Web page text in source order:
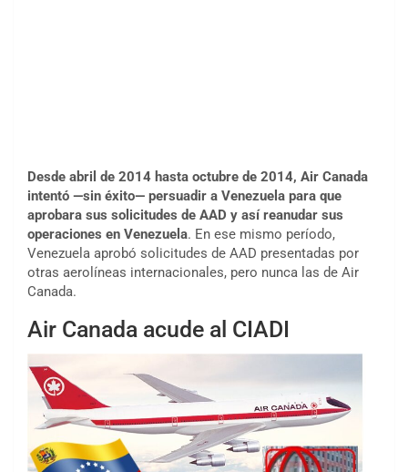
Desde abril de 2014 hasta octubre de 2014, Air Canada
intentó —sin éxito— persuadir a Venezuela para que
aprobara sus solicitudes de AAD y así reanudar sus
operaciones en Venezuela. En ese mismo período,
Venezuela aprobó solicitudes de AAD presentadas por
otras aerolíneas internacionales, pero nunca las de Air
Canada.
Air Canada acude al CIADI